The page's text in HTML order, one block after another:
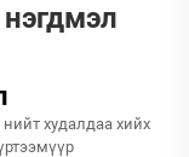
худалдаа хийх